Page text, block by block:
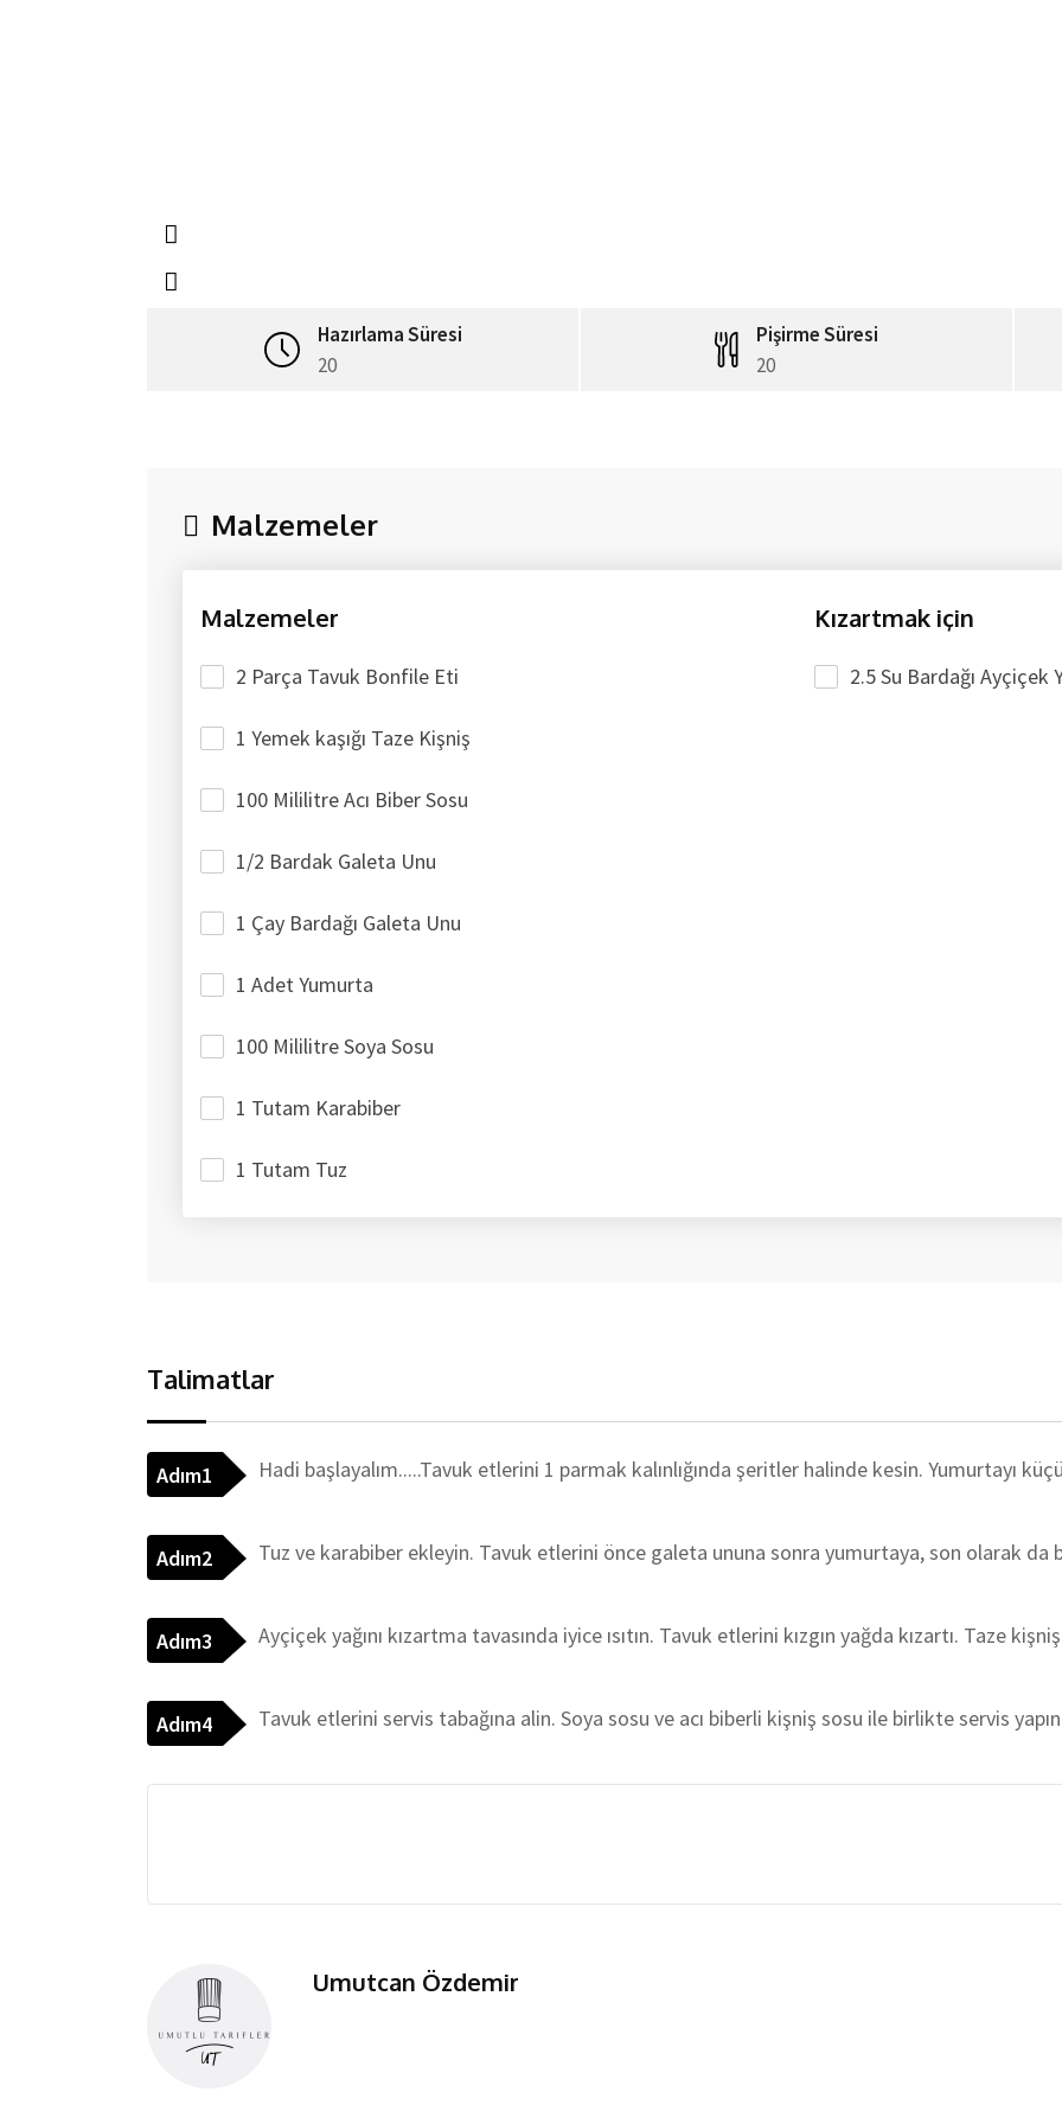
Hazırlama Süresi
20
Pişirme Süresi
20
Malzemeler
Malzemeler
2 Parça Tavuk Bonfile Eti
1 Yemek kaşığı Taze Kişniş
100 Mililitre Acı Biber Sosu
1/2 Bardak Galeta Unu
1 Çay Bardağı Galeta Unu
1 Adet Yumurta
100 Mililitre Soya Sosu
1 Tutam Karabiber
1 Tutam Tuz
Kızartmak için
2.5 Su Bardağı Ayçiçek
Talimatlar
Adım1 Hadi başlayalım.....Tavuk etlerini 1 parmak kalınlığında şeritler halinde kesin. Yumurtayı
Adım2 Tuz ve karabiber ekleyin. Tavuk etlerini önce galeta ununa sonra yumurtaya, son olarak da
Adım3 Ayçiçek yağını kızartma tavasında iyice ısıtın. Tavuk etlerini kızgın yağda kızartı. Taze
Adım4 Tavuk etlerini servis tabağına alin. Soya sosu ve acı biberli kişniş sosu ile birlikte servis
Umutcan Özdemir